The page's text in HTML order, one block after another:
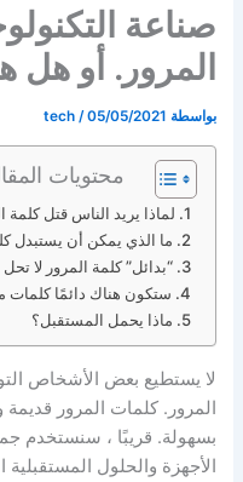
صناعة
المرور. أو هل
بواسطة tech /05/05/2021
محتويات
لماذا يريد الناس قتل كلمة
ما الذي يمكن أن يستبدل
“بدائل” كلمة المرور لا
ستكون هناك دائمًا كلمات
ماذا يحمل المستقبل؟
لا يستطيع بعض الأشخاص
المرور. كلمات المرور قديمة
بسهولة. قريبًا ، سنستخدم
الأجهزة والحلول